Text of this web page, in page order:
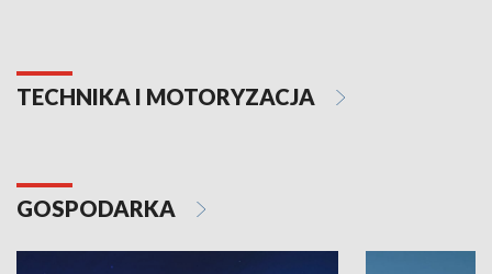
TECHNIKA I MOTORYZACJA
GOSPODARKA